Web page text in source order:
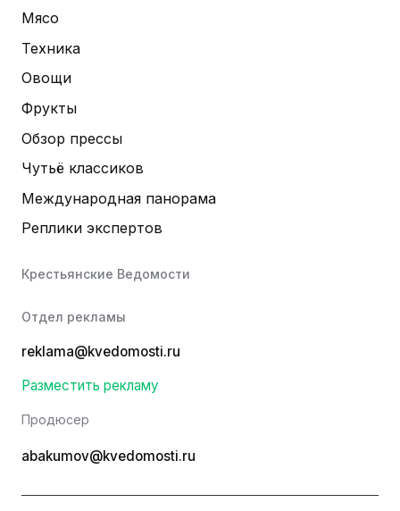
Мясо
Техника
Овощи
Фрукты
Обзор прессы
Чутьё классиков
Международная панорама
Реплики экспертов
Крестьянские Ведомости
Отдел рекламы
reklama@kvedomosti.ru
Разместить рекламу
Продюсер
abakumov@kvedomosti.ru